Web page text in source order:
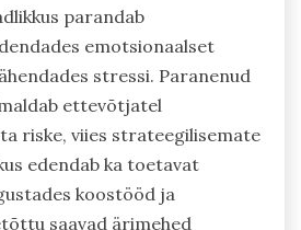
töökeskkonda,
stabiilsust.
tervise teadlikkus
parandab